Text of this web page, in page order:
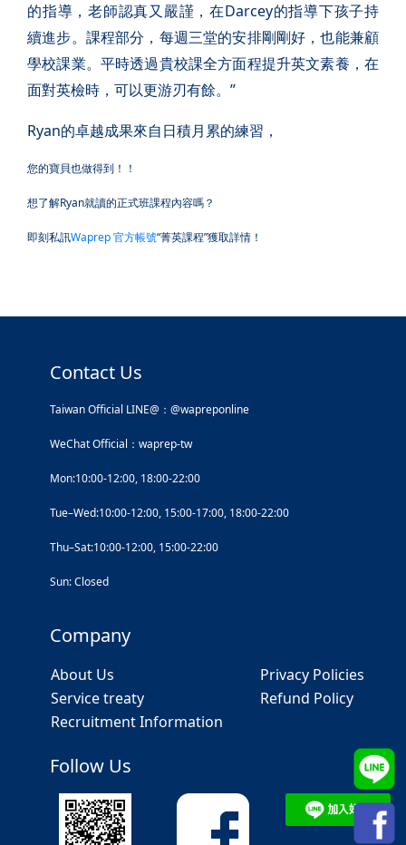
的指導，老師認真又嚴謹，在Darcey的指導下孩子持
續進步。課程部分，每週三堂的安排剛剛好，也能兼顧
學校課業。平時透過貴校課全方面程提升英文素養，在
面對英檢時，可以更游刃有餘。”
Ryan的卓越成果來自日積月累的練習，
您的寶貝也做得到！！
想了解Ryan就讀的正式班課程內容嗎？
即刻私訊Waprep 官方帳號“菁英課程”獲取詳情！
Contact Us
Taiwan Official LINE@：@wapreponline
WeChat Official：waprep-tw
Mon:10:00-12:00, 18:00-22:00
Tue–Wed:10:00-12:00, 15:00-17:00, 18:00-22:00
Thu–Sat:10:00-12:00, 15:00-22:00
Sun: Closed
Company
About Us
Privacy Policies
Service treaty
Refund Policy
Recruitment Information
Follow Us